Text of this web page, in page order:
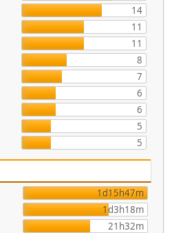
14
11
11
8
7
6
6
5
5
1d15h47m
1d3h18m
21h32m